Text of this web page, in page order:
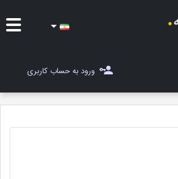
ورود به حساب کاربری